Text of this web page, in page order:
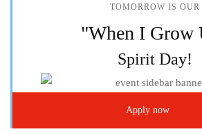
TOMORROW IS OUR
"When I Grow
Spirit Day!
Apply now